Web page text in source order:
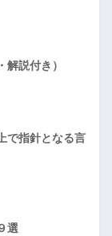
説付き）
で指針となる言
選